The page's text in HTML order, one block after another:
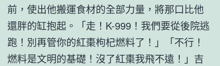
前，使出他搬運食材的全部力量，將那口比他
還胖的缸抱起。「走！K-999！我們要從後院逃
跑！別再管你的紅棗枸杞燃料了！」「不行！
燃料是文明的基礎！沒了紅棗我飛不遠！」吉